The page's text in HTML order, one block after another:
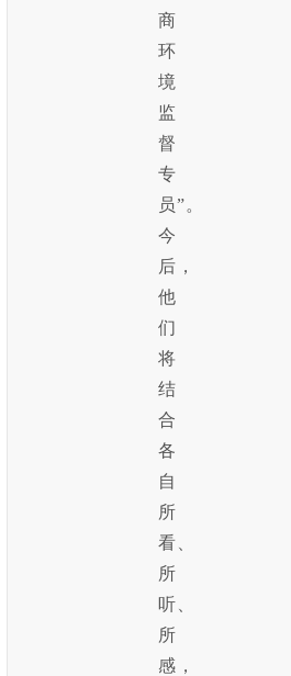
商
环
境
监
督
专
员”。
今
后，
他
们
将
结
合
各
自
所
看、
所
听、
所
感，